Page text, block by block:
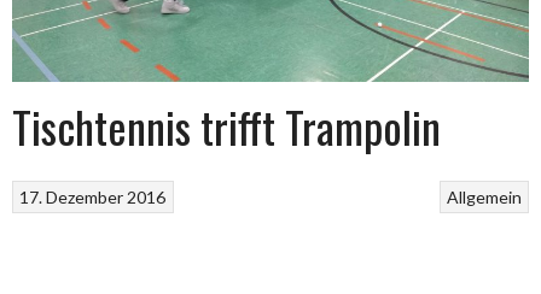
Tischtennis trifft Trampolin
Allgemein
17. Dezember 2016